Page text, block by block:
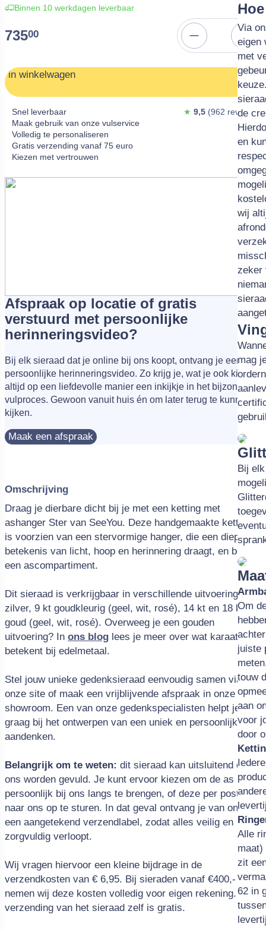
Afspraak op locatie of gratis
verstuurd met persoonlijke
herinneringsvideo?
Bij elk sieraad dat je online bij ons koopt, ontvang je een
persoonlijke herinneringsvideo. Zo krijg je, wat je ook kiest,
altijd op een liefdevolle manier een inkijkje in het bijzondere
vulproces. Gewoon vanuit huis én om later terug te kunnen
kijken.
Maak een afspraak
Terug
elit.
justo
urna
tellus
nisi.
erat
Om
juiste
touw
aan
voor
door
Bij
Alle
maat)
zit
62 in
van
Via
eigen
met
de
en
wij
zeker
mag
Bij
Om
juiste
touw
aan
voor
door
Alle
maat)
zit
62 in
Binnen 10 werkdagen leverbaar
73500
in winkelwagen
★ 9,5 (962 reviews )
Snel leverbaar
Maak gebruik van onze vulservice
Volledig te personaliseren
Gratis verzending vanaf 75 euro
Kiezen met vertrouwen
Omschrijving
Draag je dierbare dicht bij je met een ketting met
ashanger Ster van SeeYou. Deze handgemaakte ketting
is voorzien van een stervormige hanger, die een diepere
betekenis van licht, hoop en herinnering draagt, en bevat
een ascompartiment.
Dit sieraad is verkrijgbaar in verschillende uitvoeringen:
zilver, 9 kt goudkleurig (geel, wit, rosé), 14 kt en 18 kt
goud (geel, wit, rosé). Overweeg je een gouden
uitvoering? In ons blog lees je meer over wat karaat
betekent bij edelmetaal.
Stel jouw unieke gedenksieraad eenvoudig samen via
onze site of maak een vrijblijvende afspraak in onze
showroom. Een van onze gedenkspecialisten helpt je
graag bij het ontwerpen van een uniek en persoonlijk
aandenken.
Belangrijk om te weten: dit sieraad kan uitsluitend door
ons worden gevuld. Je kunt ervoor kiezen om de as
persoonlijk bij ons langs te brengen, of deze per post
naar ons op te sturen. In dat geval ontvang je van ons
een aangetekend verzendlabel, zodat alles veilig en
zorgvuldig verloopt.
Wij vragen hiervoor een kleine bijdrage in de
verzendkosten van € 6,95. Bij sieraden vanaf €400,-
nemen wij deze kosten volledig voor eigen rekening. De
verzending van het sieraad zelf is gratis.